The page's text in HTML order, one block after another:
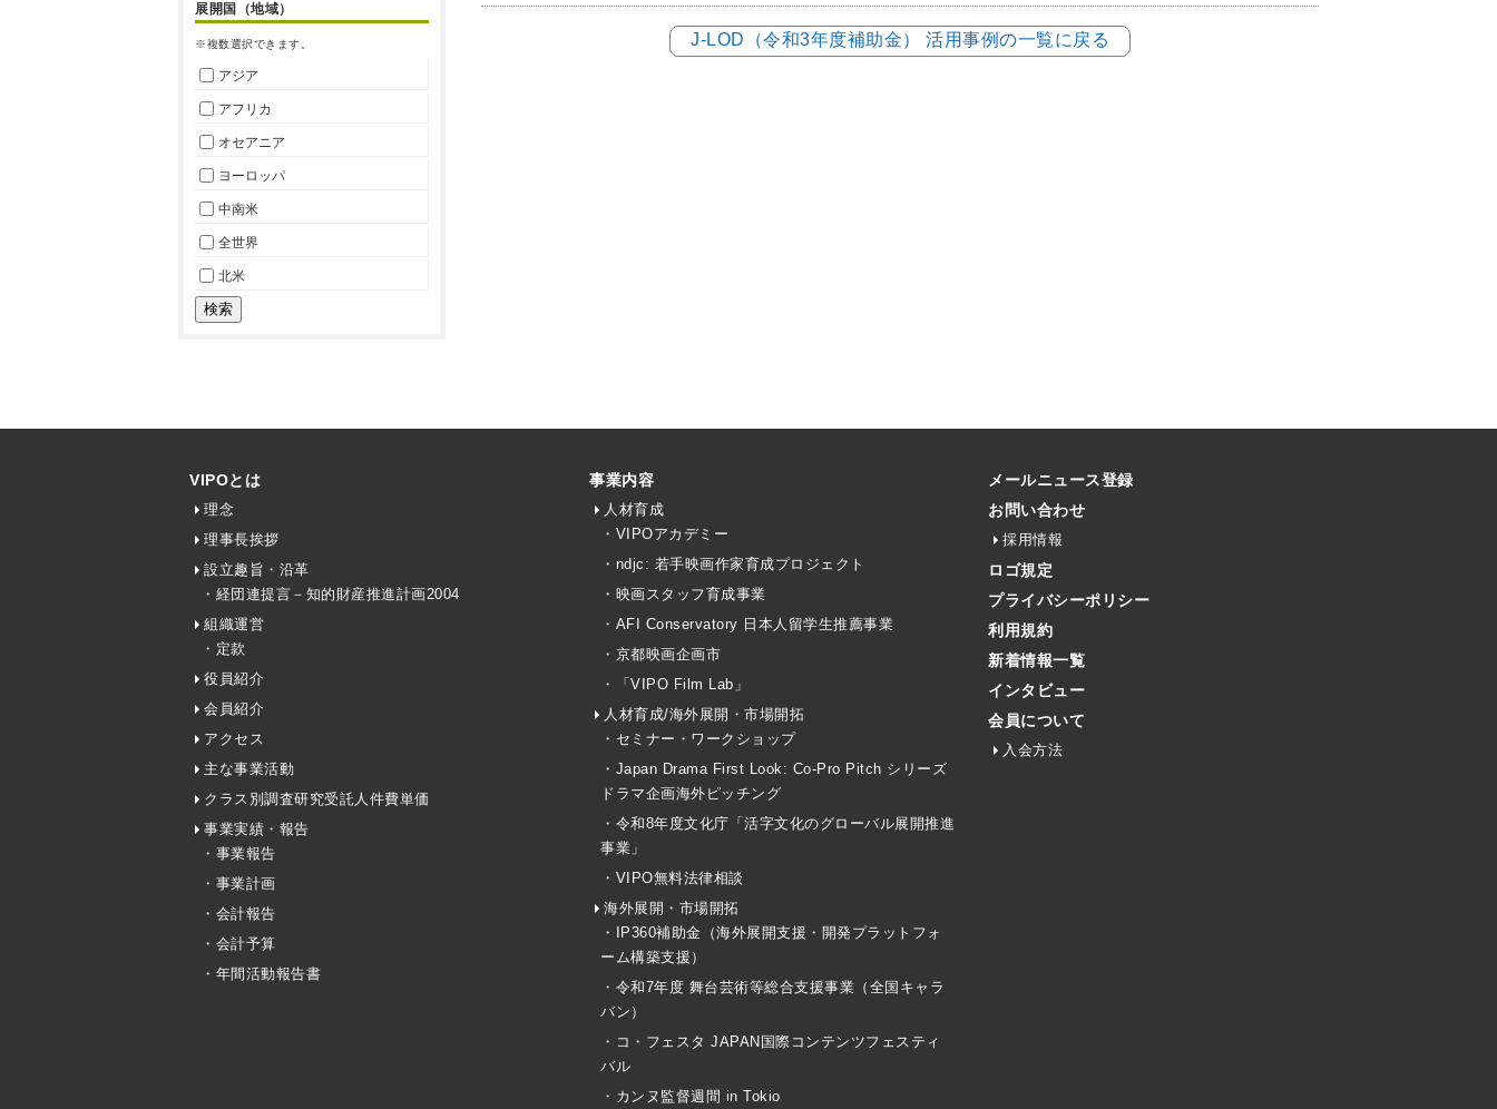
J-LOD（令和3年度補助金） 活用事例の一覧に戻る
展開国（地域）
※複数選択できます。
アジア
アフリカ
オセアニア
ヨーロッパ
中南米
全世界
北米
VIPOとは
理念
理事長挨拶
設立趣旨・沿革
・経団連提言－知的財産推進計画2004
組織運営
・定款
役員紹介
会員紹介
アクセス
主な事業活動
クラス別調査研究受託人件費単価
事業実績・報告
・事業報告
・事業計画
・会計報告
・会計予算
・年間活動報告書
事業内容
人材育成
・VIPOアカデミー
・ndjc: 若手映画作家育成プロジェクト
・映画スタッフ育成事業
・AFI Conservatory 日本人留学生推薦事業
・京都映画企画市
・「VIPO Film Lab」
人材育成/海外展開・市場開拓
・セミナー・ワークショップ
・Japan Drama First Look: Co-Pro Pitch シリーズ
ドラマ企画海外ピッチング
・令和8年度文化庁「活字文化のグローバル展開推進
事業」
・VIPO無料法律相談
海外展開・市場開拓
・IP360補助金（海外展開支援・開発プラットフォ
ーム構築支援）
・令和7年度 舞台芸術等総合支援事業（全国キャラ
バン）
・コ・フェスタ JAPAN国際コンテンツフェスティ
バル
・カンヌ監督週間 in Tokio
メールニュース登録
お問い合わせ
採用情報
ロゴ規定
プライバシーポリシー
利用規約
新着情報一覧
インタビュー
会員について
入会方法